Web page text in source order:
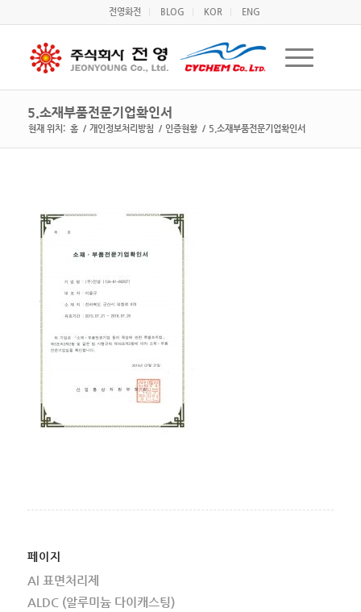
전영화전 BLOG KOR ENG
5.소재부품전문기업확인서
현재 위치: 홈 / 개인정보처리방침 / 인증현황 / 5.소재부품전문기업확인서
페이지
Al 표면처리제
ALDC (알루미늄 다이캐스팅)